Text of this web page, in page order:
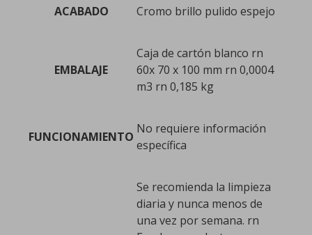
ACABADO Cromo brillo pulido espejo
EMBALAJE
Caja de cartón blanco rn
60x 70 x 100 mm rn 0,0004
m3 rn 0,185 kg
FUNCIONAMIENTO
No requiere información
específica
Se recomienda la limpieza
diaria y nunca menos de
una vez por semana. rn